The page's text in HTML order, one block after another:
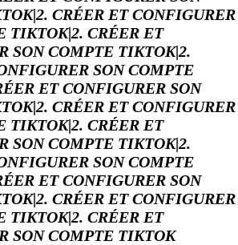
CRÉER ET CONFIGURER
TIKTOK|2. CRÉER ET
SON COMPTE TIKTOK|2.
SON COMPTE
ET CONFIGURER SON
CRÉER ET CONFIGURER
TIKTOK|2. CRÉER ET
SON COMPTE TIKTOK|2.
SON COMPTE
ET CONFIGURER SON
CRÉER ET CONFIGURER
TIKTOK|2. CRÉER ET
SON COMPTE TIKTOK